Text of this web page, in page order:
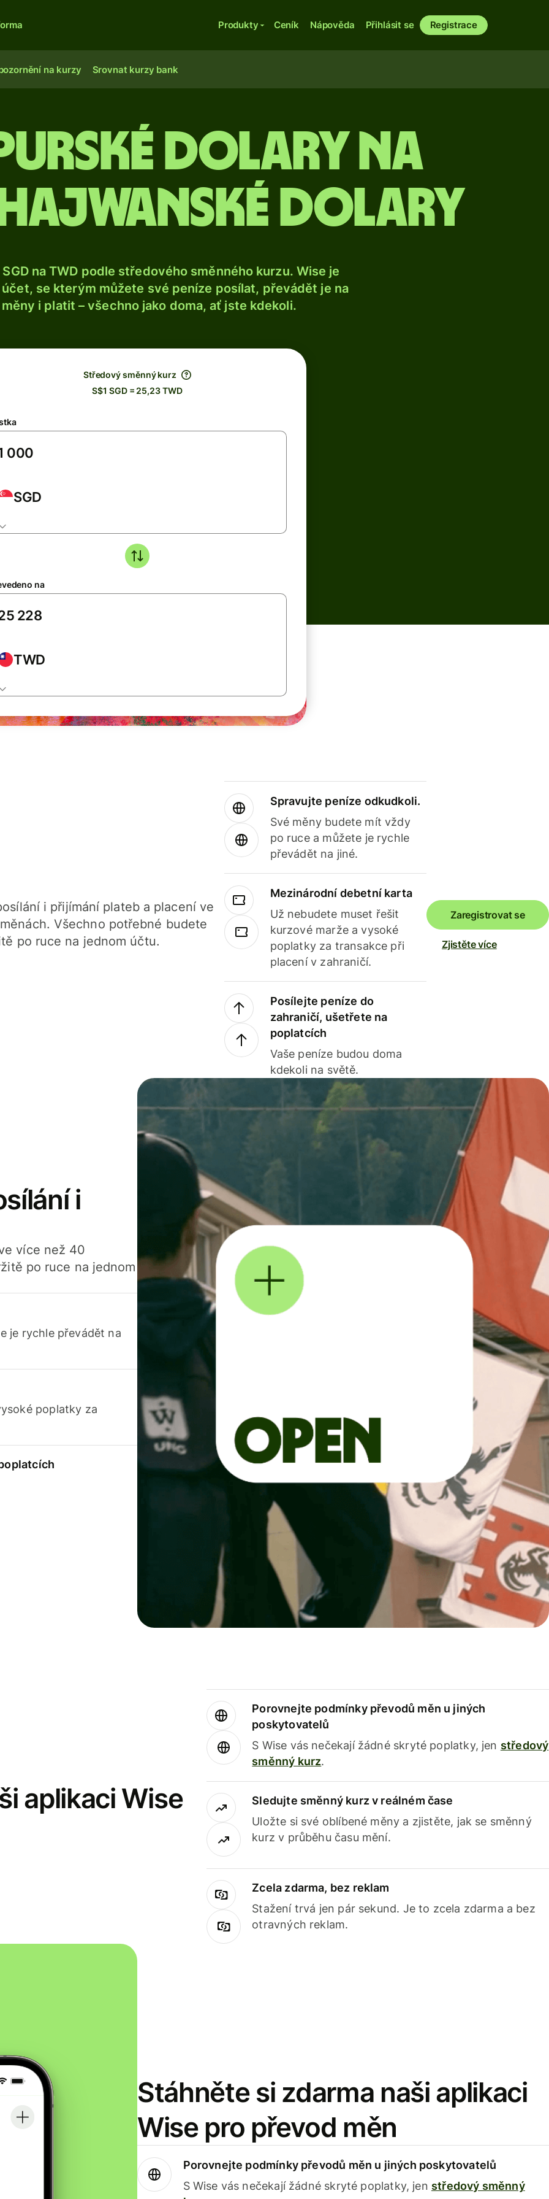
Produkty Ceník Nápověda Přihlásit se Registrace
na kurzy Srovnat kurzy bank
dolary na
dolary
na TWD podle středového směnného kurzu. Wise je
se kterým můžete své peníze posílat, převádět je na
i platit – všechno jako doma, ať jste kdekoli.
Středový směnný kurz
S$1 SGD = 25,23 TWD
SGD
na
TWD
i přijímání plateb a placení ve
Všechno potřebné budete
po ruce na jednom účtu.
Spravujte peníze odkudkoli.
Své měny budete mít vždy
po ruce a můžete je rychle
převádět na jiné.
Mezinárodní debetní karta
Už nebudete muset řešit
kurzové marže a vysoké
poplatky za transakce při
placení v zahraničí.
Posílejte peníze do
zahraničí, ušetřete na
poplatcích
Vaše peníze budou doma
kdekoli na světě.
Zaregistrovat se
Zjistěte více
i
více než 40
po ruce na jednom
je rychle převádět na
poplatky za
aplikaci Wise
Porovnejte podmínky převodů měn u jiných
poskytovatelů
S Wise vás nečekají žádné skryté poplatky, jen středový
směnný kurz.
Sledujte směnný kurz v reálném čase
Uložte si své oblíbené měny a zjistěte, jak se směnný
kurz v průběhu času mění.
Zcela zdarma, bez reklam
Stažení trvá jen pár sekund. Je to zcela zdarma a bez
otravných reklam.
Stáhněte si zdarma naši aplikaci
Wise pro převod měn
Porovnejte podmínky převodů měn u jiných poskytovatelů
S Wise vás nečekají žádné skryté poplatky, jen středový směnný